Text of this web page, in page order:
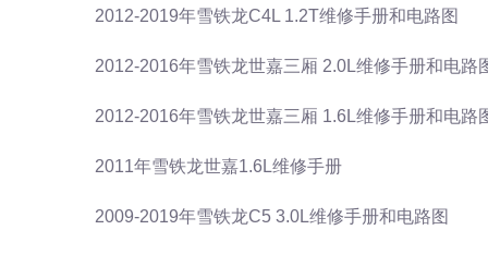
2012-2019年雪铁龙C4L 1.2T维修手册和电路图
2012-2016年雪铁龙世嘉三厢 2.0L维修手册和电路
2012-2016年雪铁龙世嘉三厢 1.6L维修手册和电路
2011年雪铁龙世嘉1.6L维修手册
2009-2019年雪铁龙C5 3.0L维修手册和电路图